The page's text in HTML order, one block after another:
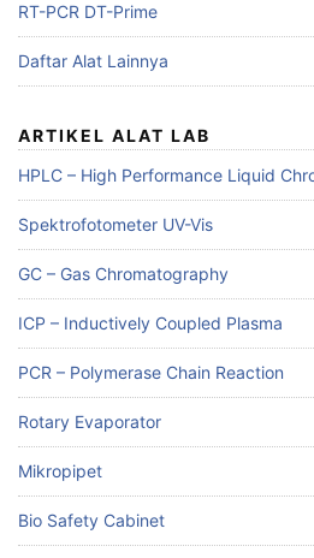
RT-PCR DT-Prime
Daftar Alat Lainnya
ARTIKEL ALAT LAB
HPLC – High Performance Liquid
Spektrofotometer UV-Vis
GC – Gas Chromatography
ICP – Inductively Coupled Plasma
PCR – Polymerase Chain Reaction
Rotary Evaporator
Mikropipet
Bio Safety Cabinet